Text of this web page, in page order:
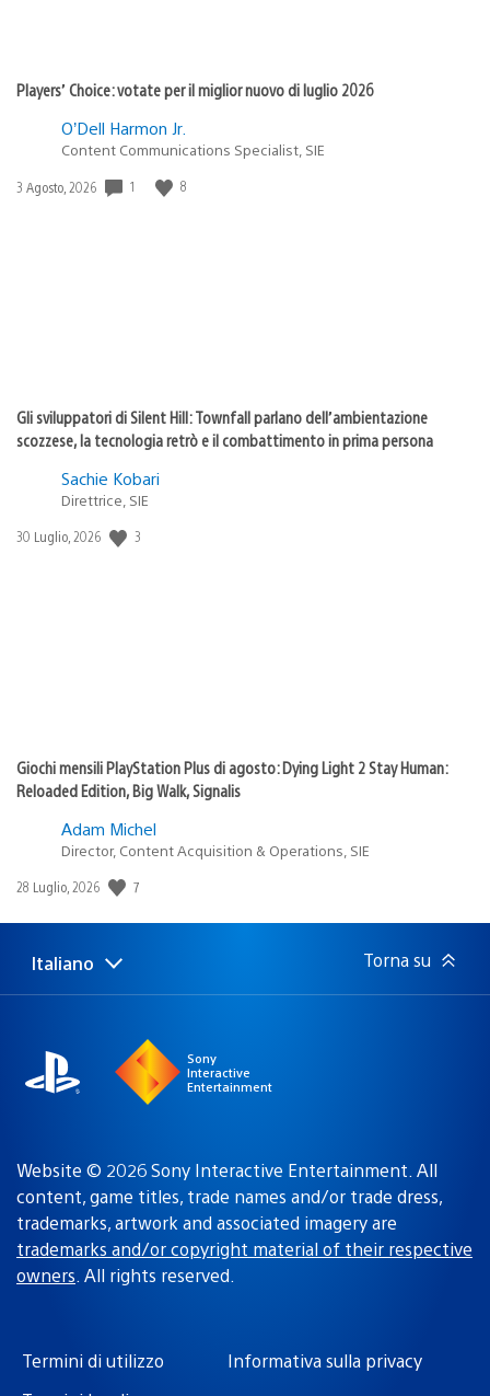
Players’ Choice: votate per il miglior nuovo di luglio 2026
O’Dell Harmon Jr.
Content Communications Specialist, SIE
Data
3 Agosto, 2026 1 8
Gli sviluppatori di Silent Hill: Townfall parlano dell’ambientazione
scozzese, la tecnologia retrò e il combattimento in prima persona
Sachie Kobari
Direttrice, SIE
Data
30 Luglio, 2026 3
Giochi mensili PlayStation Plus di agosto: Dying Light 2 Stay Human:
Reloaded Edition, Big Walk, Signalis
Adam Michel
Director, Content Acquisition & Operations, SIE
Data
pubblicazione:
28 Luglio, 2026 7
Seleziona
una
Regione
attuale:
Italiano Torna su
Sony
Interactive
Entertainment
Website © 2026 Sony Interactive Entertainment. All
content, game titles, trade names and/or trade dress,
trademarks, artwork and associated imagery are
trademarks and/or copyright material of their respective
owners. All rights reserved.
Termini di utilizzo
Informativa sulla privacy